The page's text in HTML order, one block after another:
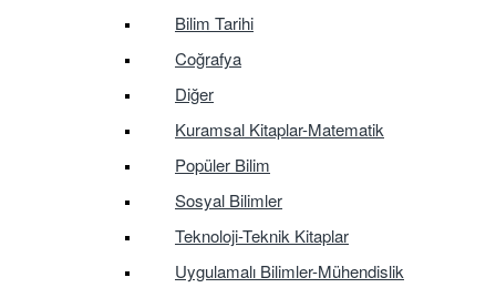
Bilim Tarihi
Coğrafya
Diğer
Kuramsal Kitaplar-Matematik
Popüler Bilim
Sosyal Bilimler
Teknoloji-Teknik Kitaplar
Uygulamalı Bilimler-Mühendislik